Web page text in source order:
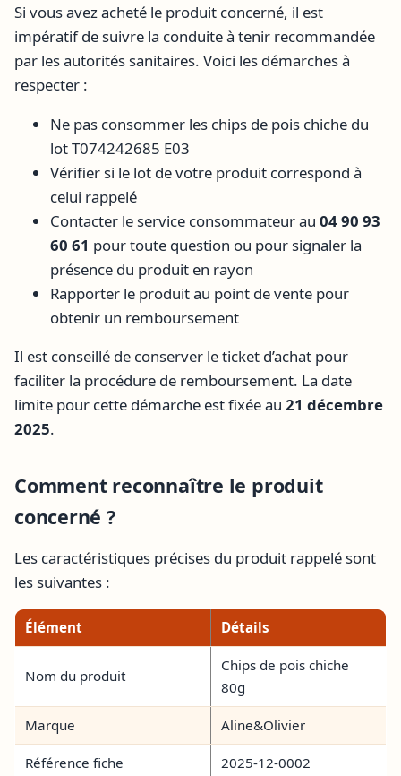
Si vous avez acheté le produit concerné, il est
impératif de suivre la conduite à tenir recommandée
par les autorités sanitaires. Voici les démarches à
respecter :
Ne pas consommer les chips de pois chiche du
lot T074242685 E03
Vérifier si le lot de votre produit correspond à
celui rappelé
Contacter le service consommateur au 04 90 93
60 61 pour toute question ou pour signaler la
présence du produit en rayon
Rapporter le produit au point de vente pour
obtenir un remboursement
Il est conseillé de conserver le ticket d’achat pour
faciliter la procédure de remboursement. La date
limite pour cette démarche est fixée au 21 décembre
2025.
Comment reconnaître le produit
concerné ?
Les caractéristiques précises du produit rappelé sont
les suivantes :
Élément Détails
Nom du produit
Chips de pois chiche
80g
Marque Aline&Olivier
Référence fiche 2025-12-0002